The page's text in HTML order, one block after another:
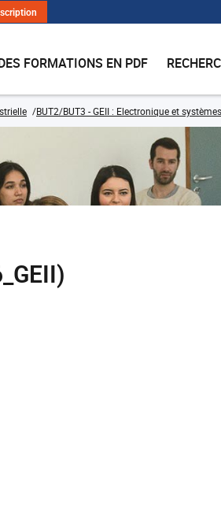
FORMATIONS EN PDF
BUT2/BUT3 - GEII : Electronique et